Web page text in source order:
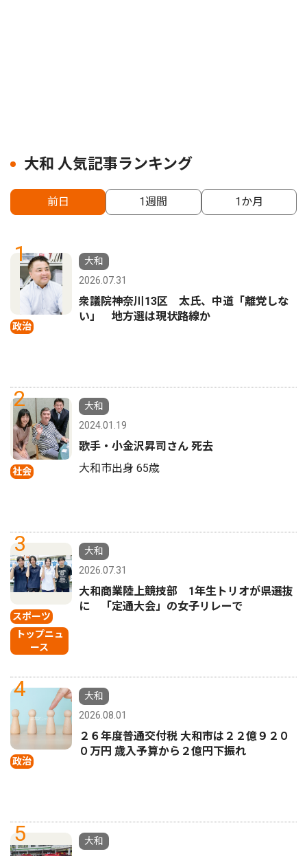
大和 人気記事ランキング
前日 1週間 1か月
1
政治
大和
2026.07.31
衆議院神奈川13区 太氏、中道「離党しな
い」 地方選は現状路線か
2
社会
大和
2024.01.19
歌手・小金沢昇司さん 死去
大和市出身 65歳
3
スポーツ
トップニュ
ース
大和
2026.07.31
大和商業陸上競技部 1年生トリオが県選抜
に 「定通大会」の女子リレーで
4
政治
大和
2026.08.01
２６年度普通交付税 大和市は２２億９２０
０万円 歳入予算から２億円下振れ
5
大和